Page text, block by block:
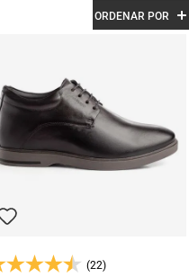
Produzidos em couro
modelos oferecem excelente
moderno para ocasiões sociais,
sapatos sociais, casuais,
elevação interna,
postura e estilo em
ORDENAR POR
(22)